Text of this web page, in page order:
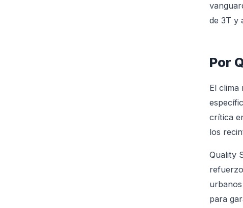
de 3T y
Por
El clima
crítica
los
Quality
para